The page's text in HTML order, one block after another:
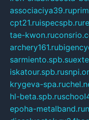
associaciya39.ru
cpt21.ruispecspb.ru
tae-kwon.ru
archery161.ru
sarmiento.spb.su
iskatour.spb.ru
krygeva-spa.ru
hl-beta.spb.ru
epoha-metalband.ru